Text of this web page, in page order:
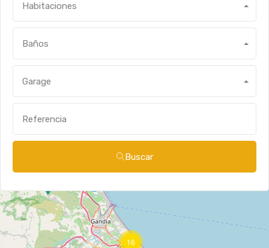
Habitaciones
Baños
Garage
Buscar
16